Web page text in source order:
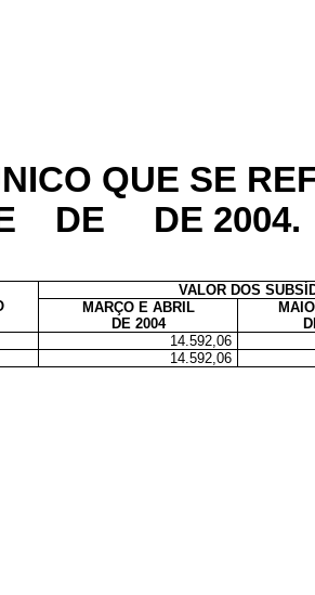
QUE SE
DE DE 2004.
VALOR DOS
MARÇO E ABRIL
DE 2004
14.592,06
14.592,06